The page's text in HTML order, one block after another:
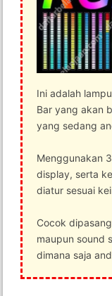
Ini adalah
Bar yang akan
yang sedang
Menggunakan
display, serta
diatur sesuai
Cocok
maupun sound
dimana saja